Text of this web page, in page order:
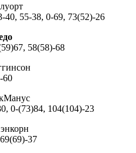
40, 55-38, 0-69, 73(52)-26
58(58)-68
60
0-(73)84, 104(104)-23
37